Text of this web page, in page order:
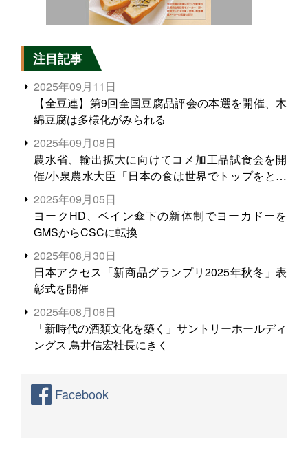
注目記事
2025年09月11日
【全豆連】第9回全国豆腐品評会の本選を開催、木
綿豆腐は多様化がみられる
2025年09月08日
農水省、輸出拡大に向けてコメ加工品試食会を開
催/小泉農水大臣「日本の食は世界でトップをとれ
る。米増産に向けて、米輸出需要の拡大を」
2025年09月05日
ヨークHD、ベイン傘下の新体制でヨーカドーを
GMSからCSCに転換
2025年08月30日
日本アクセス「新商品グランプリ2025年秋冬」表
彰式を開催
2025年08月06日
「新時代の酒類文化を築く」サントリーホールディ
ングス 鳥井信宏社長にきく
Facebook